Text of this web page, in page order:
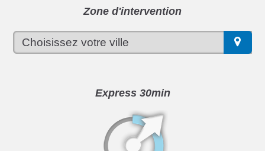
Zone d'intervention
Express 30min